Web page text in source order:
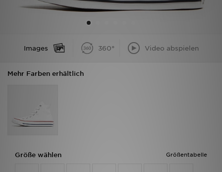
Images 360° Video abspielen
Mehr Farben erhältlich
Größentabelle
Größe wählen
Geschenkgutschein
Studenten
Blog